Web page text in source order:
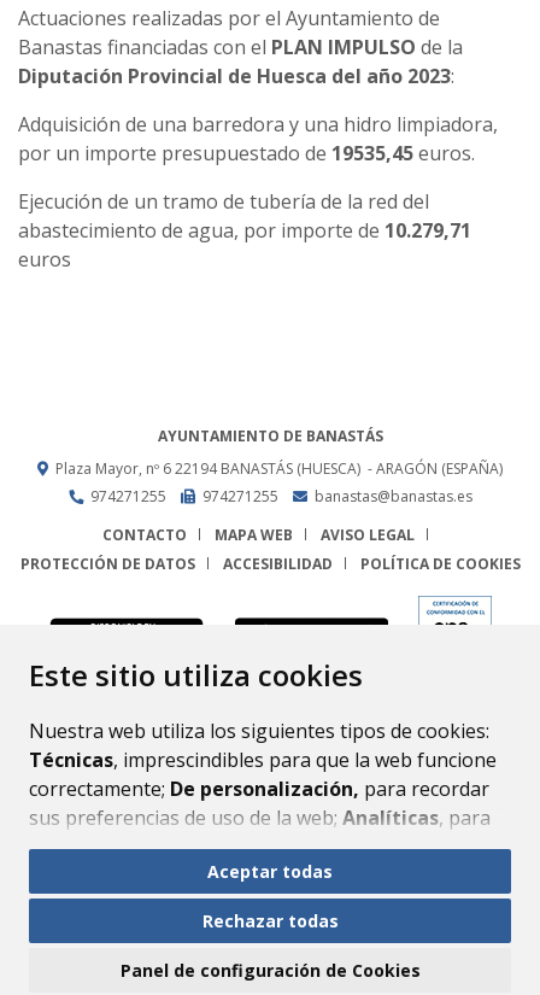
Este sitio utiliza cookies
Nuestra web utiliza los siguientes tipos de cookies:
Técnicas, imprescindibles para que la web funcione
correctamente; De personalización, para recordar
sus preferencias de uso de la web; Analíticas, para
mejorar el funcionamiento de la web y sus servicios.
Si acepta pulsando el botón“Aceptar todas”
consideramos que acepta su uso. Si pulsa el botón
ninguna acción, se guardarán las cookies técnicas
Aceptar todas
Rechazar todas
Panel de configuración de Cookies
Actuaciones realizadas por el Ayuntamiento de
Banastas financiadas con el PLAN IMPULSO de la
Diputación Provincial de Huesca del año 2023:
Adquisición de una barredora y una hidro limpiadora,
por un importe presupuestado de 19535,45euros.
Ejecución de un tramo de tubería de la red del
abastecimiento de agua, por importe de 10.279,71
euros
AYUNTAMIENTO DE BANASTÁS
Plaza Mayor, nº 622194 BANASTÁS (HUESCA) - ARAGÓN (ESPAÑA)
974271255
974271255
banastas@banastas.es
CONTACTO
MAPA WEB
AVISO LEGAL
PROTECCIÓN DE DATOS
ACCESIBILIDAD POLÍTICA DE COOKIES